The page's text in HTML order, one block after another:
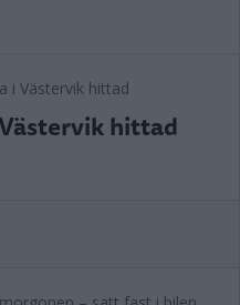
hittad